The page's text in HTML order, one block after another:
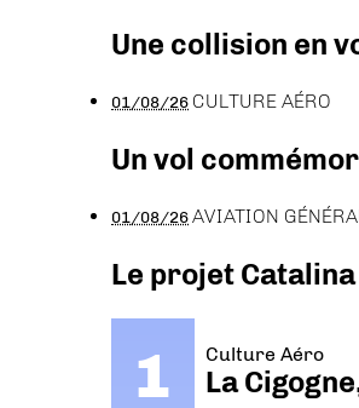
Une collision en
01/08/26 CULTURE AÉRO
Un vol
01/08/26AVIATION
Le projet
Culture Aéro
La